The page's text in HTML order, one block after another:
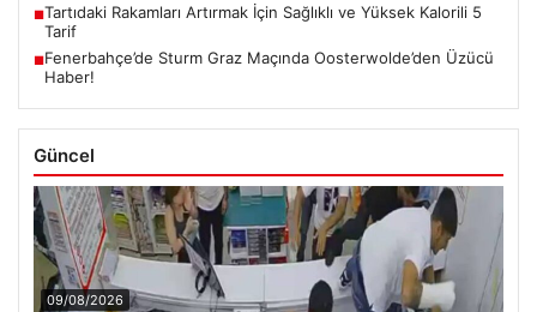
■Tartıdaki Rakamları Artırmak İçin Sağlıklı ve Yüksek Kalorili 5
Tarif
■Fenerbahçe’de Sturm Graz Maçında Oosterwolde’den Üzücü
Haber!
Güncel
09/08/2026